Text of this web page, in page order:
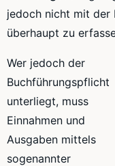
jedoch nicht mit der
überhaupt zu
Wer jedoch der
Buchführungspflicht
unterliegt, muss
Einnahmen und
Ausgaben mittels
sogenannter